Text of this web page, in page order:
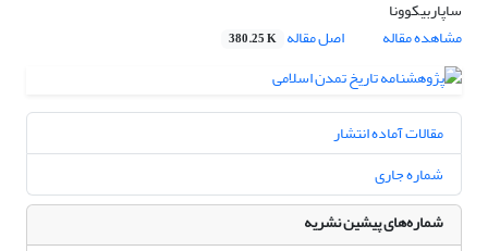
ساپاربیکوونا
مشاهده مقاله
اصل مقاله 380.25 K
مقالات آماده انتشار
شماره جاری
شماره‌های پیشین نشریه